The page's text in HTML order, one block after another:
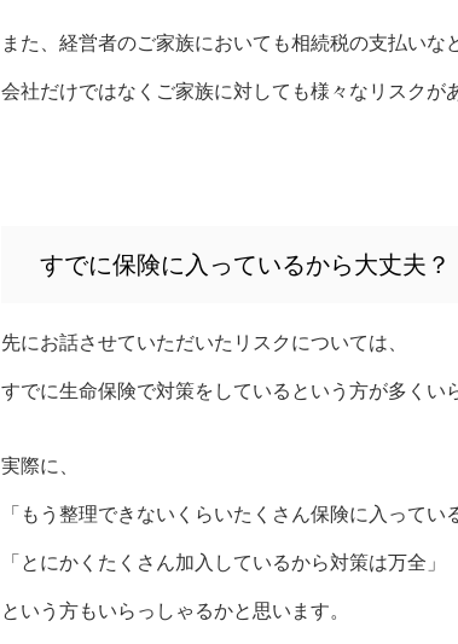
また、経営者のご家族においても相続税の支払いな
会社だけではなくご家族に対しても様々なリスクが
すでに保険に入っているから大丈夫？
先にお話させていただいたリスクについては、
すでに生命保険で対策をしているという方が多くい
実際に、
「もう整理できないくらいたくさん保険に入ってい
「とにかくたくさん加入しているから対策は万全」
という方もいらっしゃるかと思います。